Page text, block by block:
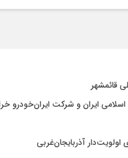
قائمشهر
ایران و شرکت ایران‌خودرو
آذربایجان‌غربی